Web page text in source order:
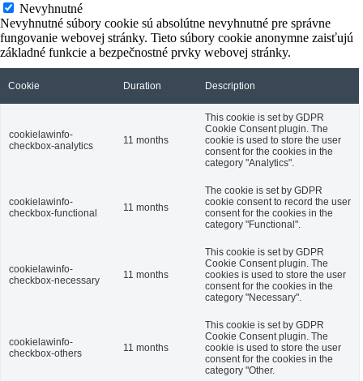
Nevyhnutné
Nevyhnutné súbory cookie sú absolútne nevyhnutné pre správne
fungovanie webovej stránky. Tieto súbory cookie anonymne zaisťujú
základné funkcie a bezpečnostné prvky webovej stránky.
Cookie Duration Description
cookielawinfo-
checkbox-analytics
11 months
This cookie is set by GDPR
Cookie Consent plugin. The
cookie is used to store the user
consent for the cookies in the
category "Analytics".
cookielawinfo-
checkbox-functional
11 months
The cookie is set by GDPR
cookie consent to record the user
consent for the cookies in the
category "Functional".
cookielawinfo-
checkbox-necessary
11 months
This cookie is set by GDPR
Cookie Consent plugin. The
cookies is used to store the user
consent for the cookies in the
category "Necessary".
cookielawinfo-
checkbox-others
11 months
This cookie is set by GDPR
Cookie Consent plugin. The
cookie is used to store the user
consent for the cookies in the
category "Other.